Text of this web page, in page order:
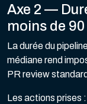
Axe 2 —
moins de
La durée du
médiane rend
PR review
Les actions prises :